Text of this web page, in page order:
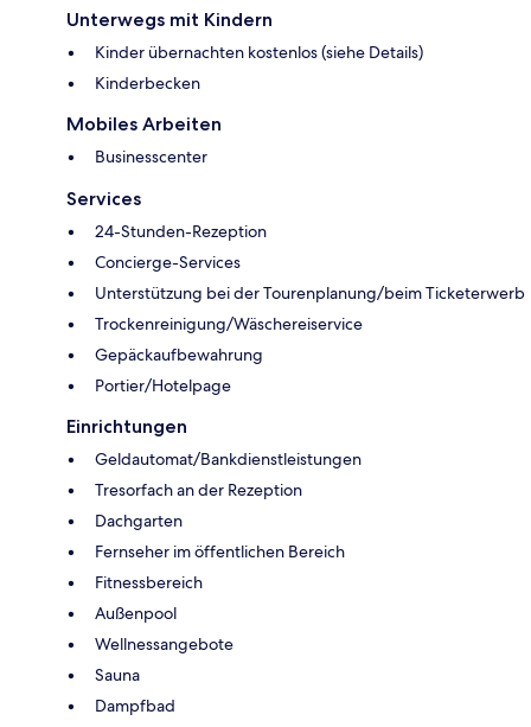
Unterwegs mit Kindern
Kinder übernachten kostenlos (siehe Details)
Kinderbecken
Mobiles Arbeiten
Businesscenter
Services
24-Stunden-Rezeption
Concierge-Services
Unterstützung bei der Tourenplanung/beim Ticketerwerb
Trockenreinigung/Wäschereiservice
Gepäckaufbewahrung
Portier/Hotelpage
Einrichtungen
Geldautomat/Bankdienstleistungen
Tresorfach an der Rezeption
Dachgarten
Fernseher im öffentlichen Bereich
Fitnessbereich
Außenpool
Wellnessangebote
Sauna
Dampfbad